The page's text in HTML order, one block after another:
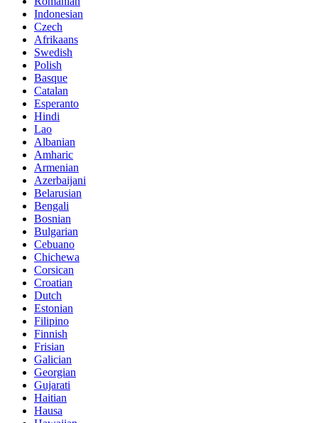
Indonesian
Czech
Afrikaans
Swedish
Polish
Basque
Catalan
Esperanto
Hindi
Lao
Albanian
Amharic
Armenian
Azerbaijani
Belarusian
Bengali
Bosnian
Bulgarian
Cebuano
Chichewa
Corsican
Croatian
Dutch
Estonian
Filipino
Finnish
Frisian
Galician
Georgian
Gujarati
Haitian
Hausa